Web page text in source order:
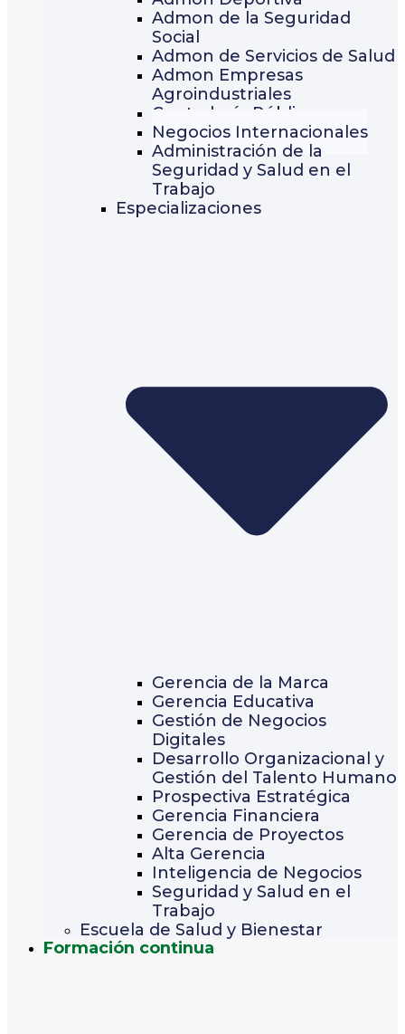
Admon de la Seguridad
Social
Admon de Servicios de Salud
Admon Empresas
Agroindustriales
Contaduría Pública
Negocios Internacionales
Administración de la
Seguridad y Salud en el
Trabajo
Especializaciones
Gerencia de la Marca
Gerencia Educativa
Gestión de Negocios
Digitales
Desarrollo Organizacional y
Gestión del Talento Humano
Prospectiva Estratégica
Gerencia Financiera
Gerencia de Proyectos
Alta Gerencia
Inteligencia de Negocios
Seguridad y Salud en el
Trabajo
Escuela de Salud y Bienestar
Formación continua